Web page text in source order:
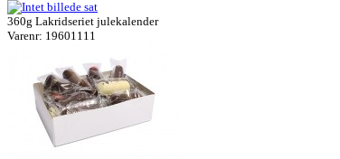
360g Lakridseriet julekalender
Varenr: 19601111